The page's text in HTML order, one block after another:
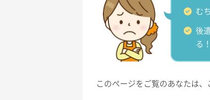
む
後
る
このページをご覧のあなたは